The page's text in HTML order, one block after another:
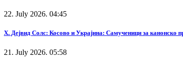
22. July 2026. 04:45
Х. Дејвид Солс: Косово и Украјина: Самученици за канонско
21. July 2026. 05:58